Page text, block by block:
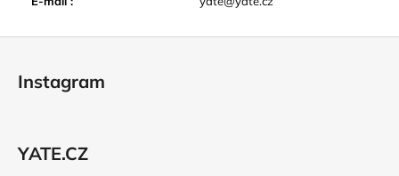
Instagram
YATE.CZ